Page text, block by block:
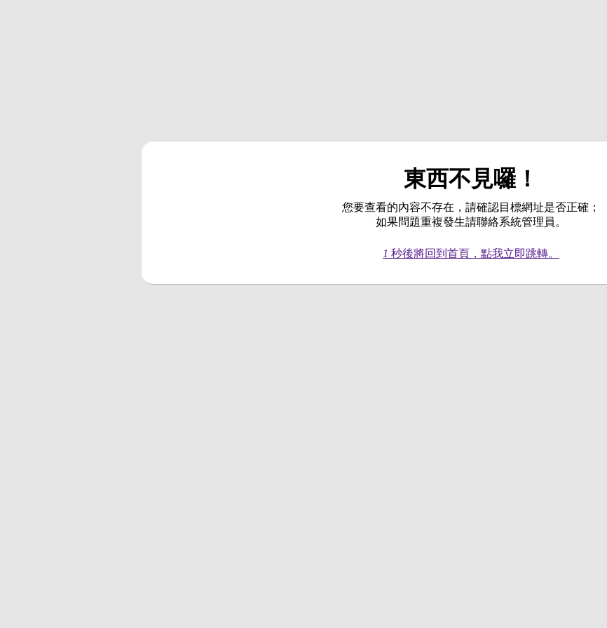
東西不見囉！
您要查看的內容不存在，請確認目標網址是否正確；
如果問題重複發生請聯絡系統管理員。
1 秒後將回到首頁，點我立即跳轉。